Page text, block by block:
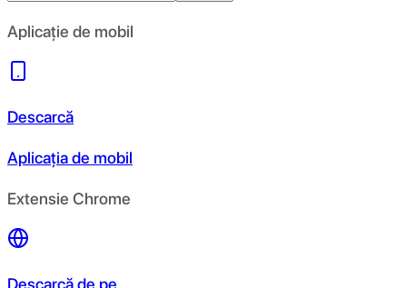
Aplicație de mobil
Descarcă
Aplicația de mobil
Extensie Chrome
Descarcă de pe